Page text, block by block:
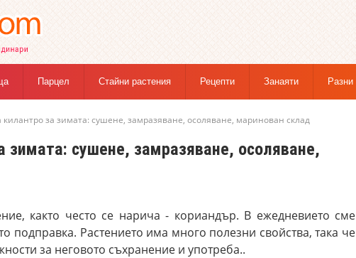
Парцел Стайни растения Рецепти Занаяти Разни
килантро за зимата: сушене, замразяване, осоляване, маринован склад
зимата: сушене, замразяване, осоляване,
както често се нарича - кориандър. В ежедневието сме
подправка. Растението има много полезни свойства, така че
за неговото съхранение и употреба..